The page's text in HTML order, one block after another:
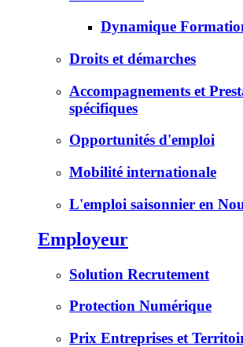
Dynamique
Droits et démarches
Accompagnements et
spécifiques
Opportunités d'emploi
Mobilité internationale
L'emploi saisonnier en
Employeur
Solution Recrutement
Protection Numérique
Prix Entreprises et